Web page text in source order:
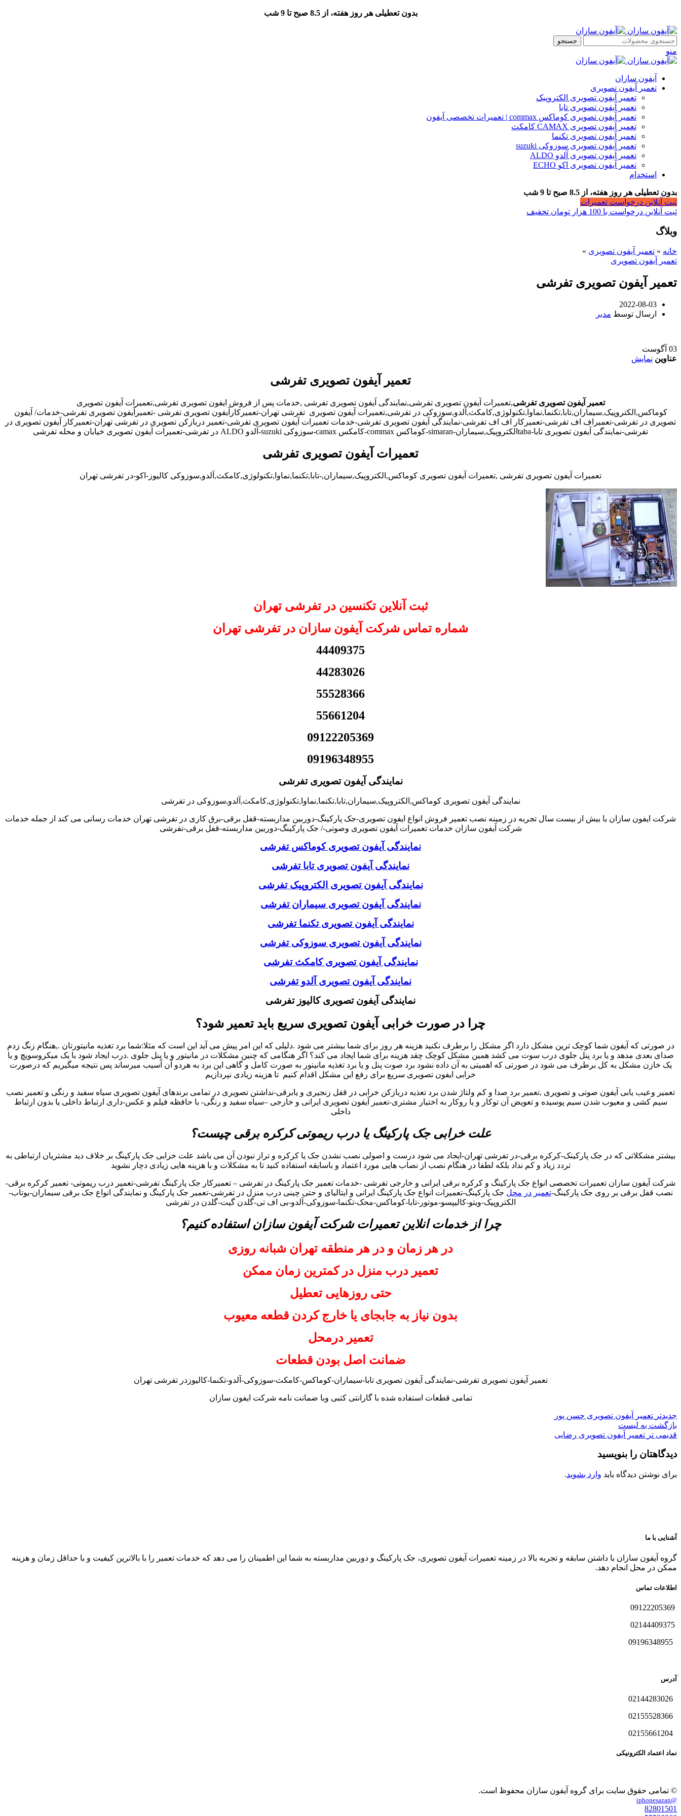
بدون تعطیلی هر روز هفته، از 8.5 صبح تا 9 شب
جستجو
منو
آیفون سازان
تعمیر آیفون تصویری
تعمیر آیفون تصویری الکتروپیک
تعمیر آیفون تصویری تابا
تعمیر آیفون تصویری کوماکس commax | تعمیرات تخصصی آیفون
تعمیر آیفون تصویری CAMAX کامکث
تعمیر آیفون تصویری تکنما
تعمیر آیفون تصویری سوزوکی suzuki
تعمیر آیفون تصویری آلدو ALDO
تعمیر آیفون تصویری اکو ECHO
استخدام
بدون تعطیلی هر روز هفته، از 8.5 صبح تا 9 شب
ثبت آنلاین درخواست تعمیرات
ثبت آنلاین درخواست با 100 هزار تومان تخفیف
وبلاگ
خانه » تعمیر آیفون تصویری »
تعمیر آیفون تصویری
تعمیر آیفون تصویری تفرشی
2022-08-03
ارسال توسط مدیر
03 آگوست
عناوین نمایش
تعمیر آیفون تصویری تفرشی
تعمیر آیفون تصویری تفرشی,تعمیرات آیفون تصویری تفرشی,نمایندگی آیفون تصویری تفرشی ,خدمات پس از فروش ایفون تصویری تفرشی,تعمیرات آیفون تصویری
کوماکس,الکتروپیک,سیماران,تابا,تکنما,نماوا,تکنولوژی,کامکث,آلدو,سوزوکی در تفرشی,تعمیرات آیفون تصویری تفرشی تهران-تعمیرکارآیفون تصویری تفرشی -تعمیرآیفون تصویری تفرشی-خدمات/ آیفون
تصویری در تفرشی-تعمیراف اف تفرشی-تعمیرکار اف اف تفرشی-نمایندگی آیفون تصویری تفرشی-خدمات تعمیرات آیفون تصویری تفرشی-تعمیر دربازکن تصویری در تفرشی تهران-تعمیرکار آیفون تصویری در
تفرشی-نمایندگی آیفون تصویری تابا-tabaالکتروپیک,سیماران-simaran-کوماکس commax-کامکس camax-سوزوکی suzuki-آلدو ALDO در تفرشی-تعمیرات آیفون تصویری خیابان و محله تفرشی
تعمیرات آیفون تصویری تفرشی
تعمیرات آیفون تصویری تفرشی ,تعمیرات آیفون تصویری کوماکس,الکتروپیک,سیماران,-تابا,تکنما,نماوا,تکنولوژی,کامکث,آلدو,سوزوکی کالیوز-اکو-در تفرشی تهران
ثبت آنلاین تکنسین در تفرشی تهران
شماره تماس شرکت آیفون سازان در تفرشی تهران
44409375
44283026
55528366
55661204
09122205369
09196348955
نمایندگی آیفون تصویری تفرشی
نمایندگی آیفون تصویری کوماکس,الکتروپیک,سیماران,تابا,تکنما,نماوا,تکنولوژی,کامکث,آلدو,سوزوکی در تفرشی
شرکت ایفون سازان با بیش از بیست سال تجربه در زمینه نصب تعمیر فروش انواع ایفون تصویری-جک پارکینگ-دوربین مداربسته-قفل برقی-برق کاری در تفرشی تهران خدمات رسانی می کند از جمله خدمات
شرکت آیفون سازان خدمات تعمیرات آیفون تصویری وصوتی-/ جک پارکینگ-دوربین مداربسته-قفل برقی-تفرشی
نمایندگی آیفون تصویری کوماکس تفرشی
نمایندگی آیفون تصویری تابا تفرشی
نمایندگی آیفون تصویری الکتروپیک تفرشی
نمایندگی آیفون تصویری سیماران تفرشی
نمایندگی آیفون تصویری تکنما تفرشی
نمایندگی آیفون تصویری سوزوکی تفرشی
نمایندگی آیفون تصویری کامکث تفرشی
نمایندگی آیفون تصویری آلدو تفرشی
نمایندگی آیفون تصویری کالیوز تفرشی
چرا در صورت خرابی آیفون تصویری سریع باید تعمیر شود؟
در صورتی که آیفون شما کوچک ترین مشکل دارد اگر مشکل را برطرف نکنید هزینه هر روز برای شما بیشتر می شود .دلیلی که این امر پیش می آید این است که مثلا:شما برد تغذیه مانیتورتان .,هنگام زنگ زدم
صدای بعدی مدهد و یا برد پنل جلوی درب سوت می کشد همین مشکل کوچک چقد هزینه برای شما ایجاد می کند؟ اگر هنگامی که چنین مشکلات در مانیتور و یا پنل جلوی .درب ایجاد شود با یک میکروسویچ و یا
یک خازن مشکل به کل برطرف می شود در صورتی که اهمیتی به آن داده نشود برد صوت پنل و یا برد تغذیه مانیتور به صورت کامل و گاهی این برد به هردو آن آسیب میرساند پس نتیجه میگیریم که درصورت
خرابی ایفون تصویری سریع برای رفع این مشکل اقدام کنیم تا هزینه زیادی نپردازیم
تعمیر وعیب یابی آیفون صوتی و تصویری ,تعمیر برد صدا و کم ولتاژ شدن برد تعذیه دربازکن خرابی در قفل زنجیری و یابرقی-نداشتن تصویری در تمامی برندهای آیفون تصویری سیاه سفید و رنگی و تعمیر نصب
سیم کشی و معیوب شدن سیم پوسیده و تعویض آن توکار و یا روکار به اختیار مشتری-تعمیر آیفون تصویری ایرانی و خارجی –سیاه سفید و رنگی- با حافظه فیلم و عکس-داری ارتباط داخلی یا بدون ارتباط
داخلی
علت خرابی جک پارکینگ یا درب ریموتی کرکره برقی چیست؟
بیشتر مشکلاتی که در جک پارکینک-کرکره برقی-در تفرشی تهران-ایجاد می شود درست و اصولی نصب نشدن جک یا کرکره و تراز نبودن آن می باشد علت خرابی جک پارکینگ بر خلاف دید مشتریان ارتباطی به
تردد زیاد و کم نداد بلکه لطفا در هنگام نصب از نصاب هایی مورد اعتماد و باسابقه استفاده کنید تا به مشکلات و با هزینه هایی زیادی دچار نشوید
شرکت آیفون سازان تعمیرات تخصصی انواع جک پارکینگ و کرکره برقی ایرانی و خارجی تفرشی -خدمات تعمیر جک پارکینگ در تفرشی – تعمیرکار جک پارکینگ تفرشی-تعمیر درب ریموتی- تعمیر کرکره برقی-
نصب قفل برقی بر روی جک پارکینگ-تعمیر در محل جک پارکینگ-تعمیرات انواع جک پارکینگ ایرانی و ایتالیای و حتی چینی درب منزل در تفرشی-تعمیر جک پارکینگ و نمایندگی انواع جک برقی سیماران-یوتاب-
الکتروپیک-ویتو-کالیپسو-موتور-تابا-کوماکس-محک-تکنما-سوزوکی-آلدو-بی اف تی-گلدن گیت-گلدن در تفرشی
چرا از خدمات انلاین تعمیرات شرکت آیفون سازان استفاده کنیم؟
در هر زمان و در هر منطقه تهران شبانه روزی
تعمیر درب منزل در کمترین زمان ممکن
حتی روزهایی تعطیل
بدون نیاز به جابجای یا خارج کردن قطعه معیوب
تعمیر درمحل
ضمانت اصل بودن قطعات
تعمیر آیفون تصویری تفرشی-نمایندگی آیفون تصویری تابا-سیماران-کوماکس-کامکث-سوزوکی-آلدو-تکنما-کالیوزدر تفرشی تهران
تمامی قطعات استفاده شده با گارانتی کتبی وبا ضمانت نامه شرکت ایفون سازان
جدیدتر تعمیر آیفون تصویری حسن پور
بازگشت به لیست
قدیمی تر تعمیر آیفون تصویری رضایی
دیدگاهتان را بنویسید
برای نوشتن دیدگاه باید وارد بشوید.
آشنایی با ما
گروه آیفون سازان با داشتن سابقه و تجربه بالا در زمینه تعمیرات آیفون تصویری، جک پارکینگ و دوربین مداربسته به شما این اطمینان را می دهد که خدمات تعمیر را با بالاترین کیفیت و با حداقل زمان و هزینه
ممکن در محل انجام دهد.
اطلاعات تماس
آدرس
نماد اعتماد الکترونیکی
© تمامی حقوق سایت برای گروه آیفون سازان محفوظ است.
@iphonesazan
82801501